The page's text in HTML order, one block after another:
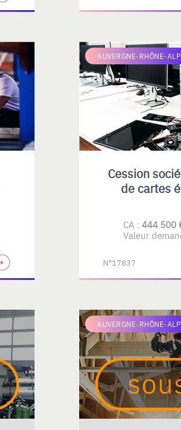
AUVERGNE-RHÔNE-
Cession
de cartes
CA : 444 500
Valeur
N°17837
AUVERGNE-RHÔNE-